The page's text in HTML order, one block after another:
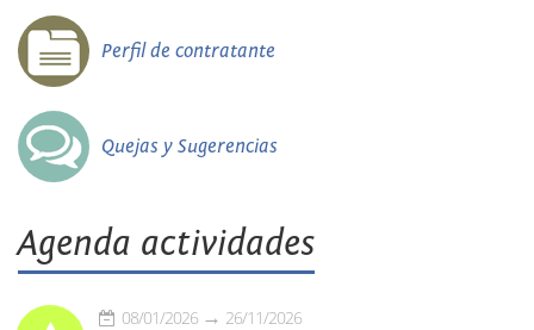
Perfil de contratante
Quejas y Sugerencias
Agenda actividades
08/01/2026 26/11/2026